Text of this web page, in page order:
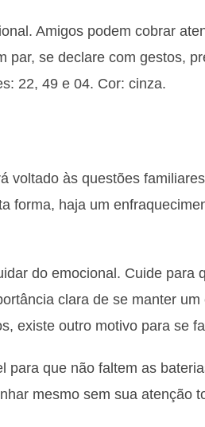
Amigos podem cobrar
par, se declare com gestos,
22, 49 e 04. Cor: cinza.
voltado às questões
forma, haja um
do emocional. Cuide para
clara de se manter um
existe outro motivo para se
para que não faltem as
mesmo sem sua atenção